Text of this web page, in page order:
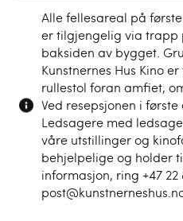
Alle fellesareal på
er tilgjengelig via trapp
baksiden av bygget.
Kunstnernes Hus Kino
rullestol foran amfiet,
Ved resepsjonen i
Ledsagere med
våre utstillinger og
behjelpelige og holder
informasjon, ring +47